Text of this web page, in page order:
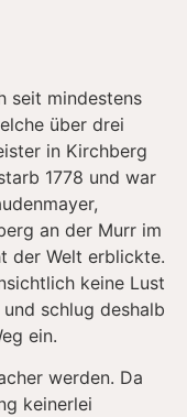
seit mindestens
über drei
in Kirchberg
1778 und war
an der Murr im
der Welt erblickte.
keine Lust
schlug deshalb
ein.
werden. Da
keinerlei